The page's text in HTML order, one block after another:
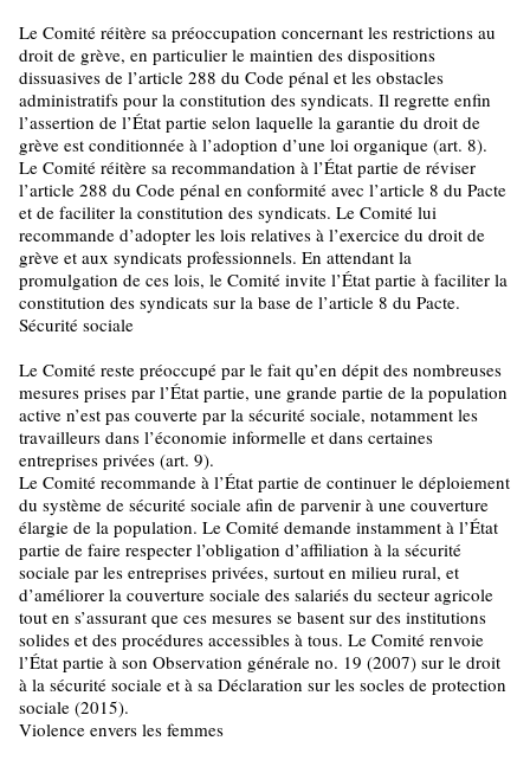
Le Comité réitère sa préoccupation concernant les restrictions au
droit de grève, en particulier le maintien des dispositions
dissuasives de l’article 288 du Code pénal et les obstacles
administratifs pour la constitution des syndicats. Il regrette enfin
l’assertion de l’État partie selon laquelle la garantie du droit de
grève est conditionnée à l’adoption d’une loi organique (art. 8).
Le Comité réitère sa recommandation à l’État partie de réviser
l’article 288 du Code pénal en conformité avec l’article 8 du Pacte
et de faciliter la constitution des syndicats. Le Comité lui
recommande d’adopter les lois relatives à l’exercice du droit de
grève et aux syndicats professionnels. En attendant la
promulgation de ces lois, le Comité invite l’État partie à faciliter la
constitution des syndicats sur la base de l’article 8 du Pacte.
Sécurité sociale
Le Comité reste préoccupé par le fait qu’en dépit des nombreuses
mesures prises par l’État partie, une grande partie de la population
active n’est pas couverte par la sécurité sociale, notamment les
travailleurs dans l’économie informelle et dans certaines
entreprises privées (art. 9).
Le Comité recommande à l’État partie de continuer le déploiement
du système de sécurité sociale afin de parvenir à une couverture
élargie de la population. Le Comité demande instamment à l’État
partie de faire respecter l’obligation d’affiliation à la sécurité
sociale par les entreprises privées, surtout en milieu rural, et
d’améliorer la couverture sociale des salariés du secteur agricole
tout en s’assurant que ces mesures se basent sur des institutions
solides et des procédures accessibles à tous. Le Comité renvoie
l’État partie à son Observation générale no. 19 (2007) sur le droit
à la sécurité sociale et à sa Déclaration sur les socles de protection
sociale (2015).
Violence envers les femmes